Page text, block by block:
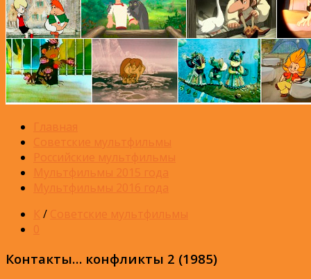
Главная
Советские мультфильмы
Российские мультфильмы
Мультфильмы 2015 года
Мультфильмы 2016 года
К / Советские мультфильмы
0
Контакты… конфликты 2 (1985)